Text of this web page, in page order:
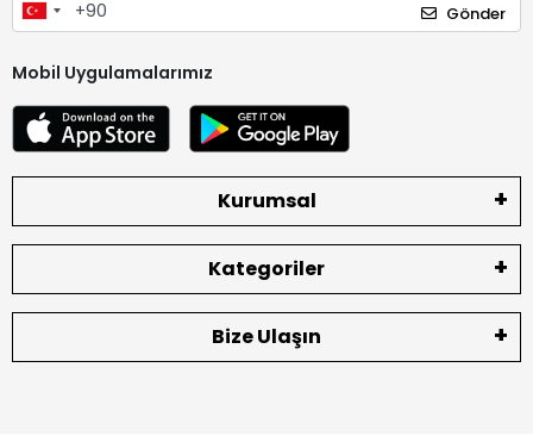
Gönder
Mobil Uygulamalarımız
Kurumsal
Kategoriler
Bize Ulaşın